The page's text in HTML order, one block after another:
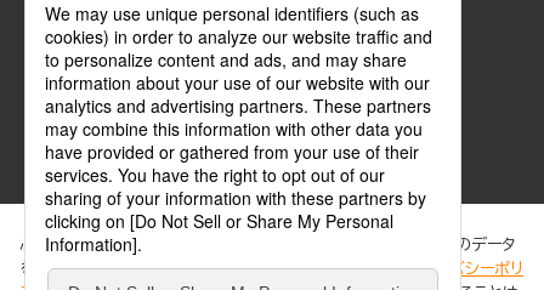
ぶんか社が運営するサイトでは、利便性向上のためにCookie等のデータ
を使用しています。 当社のCookieについての詳細は、「プライバシーポリ